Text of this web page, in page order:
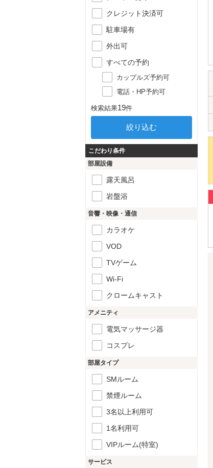
クレジット決済可
駐車場有
外出可
すべての予約
カップルズ予約可
電話・HP予約可
検索結果19件
こだわり条件
部屋設備
露天風呂
岩盤浴
音響・映像・通信
カラオケ
VOD
TVゲーム
Wi-Fi
クロームキャスト
アメニティ
電気マッサージ器
コスプレ
部屋タイプ
SMルーム
禁煙ルーム
3名以上利用可
1名利用可
VIPルーム(特室)
サービス